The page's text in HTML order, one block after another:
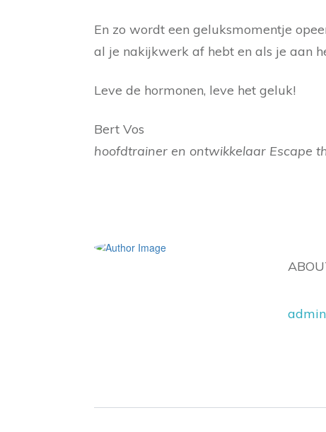
En zo wordt een geluksmomentje
al je nakijkwerk af hebt en als je aan
Leve de hormonen, leve het geluk!
Bert Vos
hoofdtrainer en ontwikkelaar Escape
admin